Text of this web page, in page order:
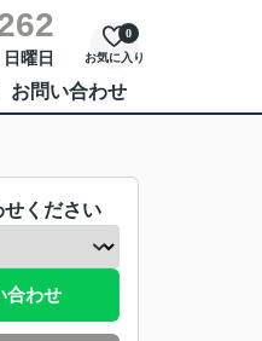
曜日 お気に入り
0
お問い合わせ
ください
合わせ